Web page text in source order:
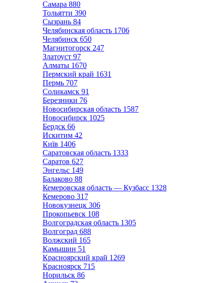
Самара 880
Тольятти 390
Сызрань 84
Челябинская область 1706
Челябинск 650
Магнитогорск 247
Златоуст 97
Алматы 1670
Пермский край 1631
Пермь 707
Соликамск 91
Березники 76
Новосибирская область 1587
Новосибирск 1025
Бердск 66
Искитим 42
Київ 1406
Саратовская область 1333
Саратов 627
Энгельс 149
Балаково 88
Кемеровская область — Кузбасс 1328
Кемерово 317
Новокузнецк 306
Прокопьевск 108
Волгоградская область 1305
Волгоград 688
Волжский 165
Камышин 51
Красноярский край 1269
Красноярск 715
Норильск 86